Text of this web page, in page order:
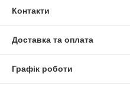
Контакти
Доставка та оплата
Графік роботи